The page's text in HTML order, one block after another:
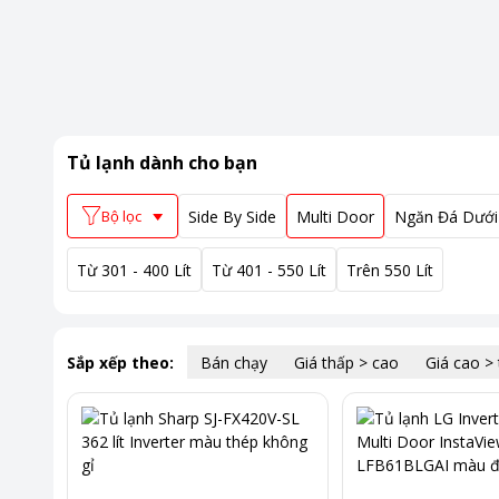
Tủ lạnh dành cho bạn
Bộ lọc Side By Side Multi Door Ngăn Đá Dưới
Từ 301 - 400 Lít Từ 401 - 550 Lít Trên 550 Lít
Sắp xếp theo: Bán chạy Giá thấp > cao Giá cao >